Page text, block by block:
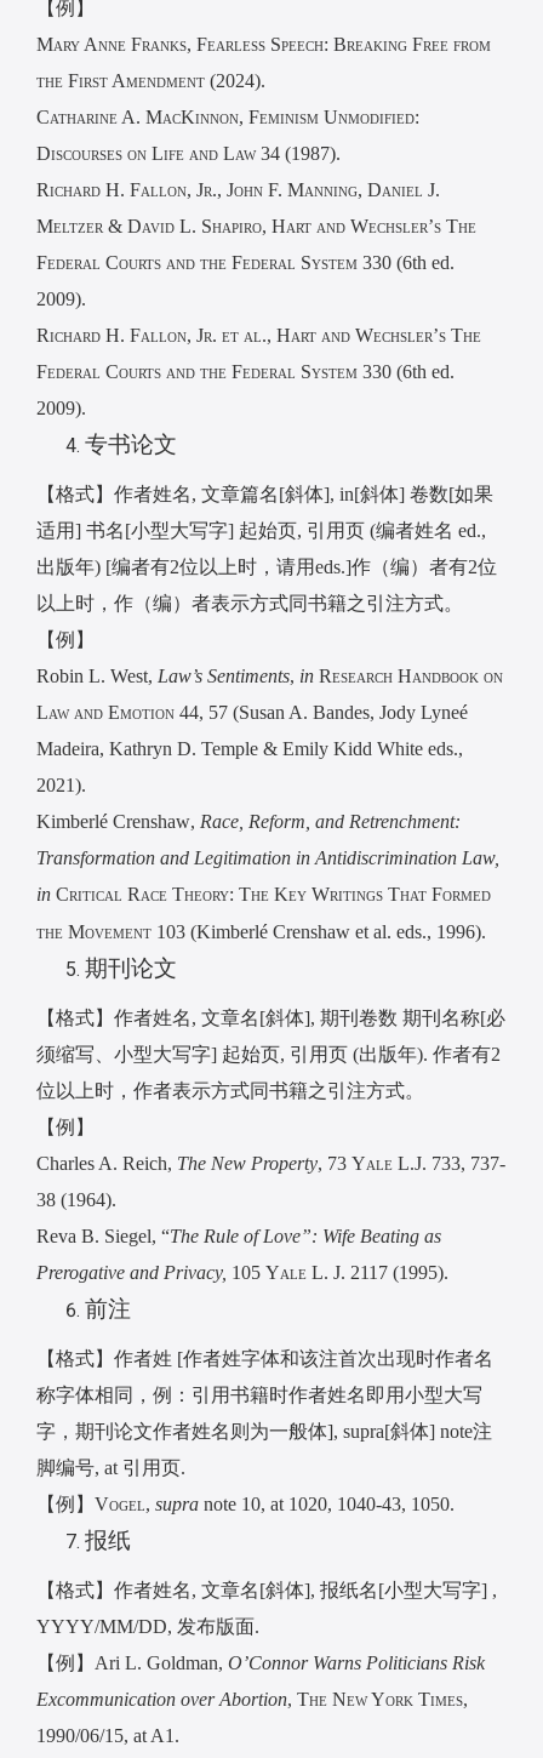
【例】
Mary Anne Franks, Fearless Speech: Breaking Free from
the First Amendment (2024).
Catharine A. MacKinnon, Feminism Unmodified:
Discourses on Life and Law 34 (1987).
Richard H. Fallon, Jr., John F. Manning, Daniel J.
Meltzer & David L. Shapiro, Hart and Wechsler’s The
Federal Courts and the Federal System 330 (6th ed.
2009).
Richard H. Fallon, Jr. et al., Hart and Wechsler’s The
Federal Courts and the Federal System 330 (6th ed.
2009).
专书论文
【格式】作者姓名, 文章篇名[斜体], in[斜体] 卷数[如果
适用] 书名[小型大写字] 起始页, 引用页 (编者姓名 ed.,
出版年) [编者有2位以上时，请用eds.]作（编）者有2位
以上时，作（编）者表示方式同书籍之引注方式。
【例】
Robin L. West, Law’s Sentiments, in Research Handbook on
Law and Emotion 44, 57 (Susan A. Bandes, Jody Lyneé
Madeira, Kathryn D. Temple & Emily Kidd White eds.,
2021).
Kimberlé Crenshaw, Race, Reform, and Retrenchment:
Transformation and Legitimation in Antidiscrimination Law,
in Critical Race Theory: The Key Writings That Formed
the Movement 103 (Kimberlé Crenshaw et al. eds., 1996).
期刊论文
【格式】作者姓名, 文章名[斜体], 期刊卷数 期刊名称[必
须缩写、小型大写字] 起始页, 引用页 (出版年). 作者有2
位以上时，作者表示方式同书籍之引注方式。
【例】
Charles A. Reich, The New Property, 73 Yale L.J. 733, 737-
38 (1964).
Reva B. Siegel, “The Rule of Love”: Wife Beating as
Prerogative and Privacy, 105 Yale L. J. 2117 (1995).
前注
【格式】作者姓 [作者姓字体和该注首次出现时作者名
称字体相同，例：引用书籍时作者姓名即用小型大写
字，期刊论文作者姓名则为一般体], supra[斜体] note注
脚编号, at 引用页.
【例】 Vogel, supra note 10, at 1020, 1040-43, 1050.
报纸
【格式】作者姓名, 文章名[斜体], 报纸名[小型大写字] ,
YYYY/MM/DD, 发布版面.
【例】 Ari L. Goldman, O’Connor Warns Politicians Risk
Excommunication over Abortion, The New York Times,
1990/06/15, at A1.